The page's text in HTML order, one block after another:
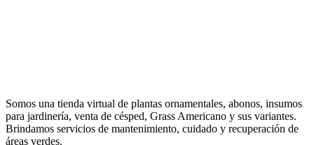
Somos una tienda virtual de plantas ornamentales, abonos, insumos
para jardinería, venta de césped, Grass Americano y sus variantes.
Brindamos servicios de mantenimiento, cuidado y recuperación de
áreas verdes.